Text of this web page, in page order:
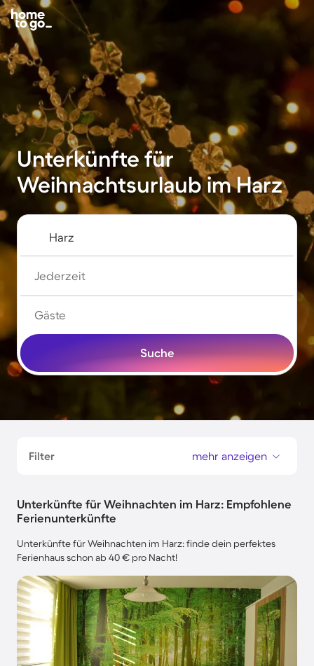
Unterkünfte für
Weihnachtsurlaub im Harz
Jederzeit
Gäste
Suche
Filter mehr anzeigen
Unterkünfte für Weihnachten im Harz: Empfohlene
Ferienunterkünfte
Unterkünfte für Weihnachten im Harz: finde dein perfektes
Ferienhaus schon ab 40 € pro Nacht!